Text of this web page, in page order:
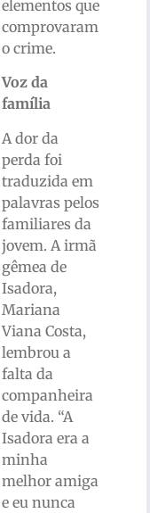
elementos que
comprovaram
o crime.
Voz da
família
A dor da
perda foi
traduzida em
palavras pelos
familiares da
jovem. A irmã
gêmea de
Isadora,
Mariana
Viana Costa,
lembrou a
falta da
companheira
de vida. “A
Isadora era a
minha
melhor amiga
e eu nunca